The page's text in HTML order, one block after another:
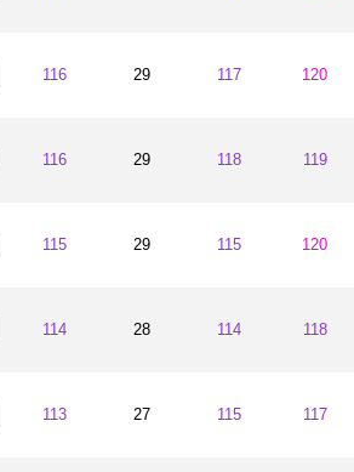
116 29 117 120
116 29 118 119
115 29 115 120
114 28 114 118
113 27 115 117